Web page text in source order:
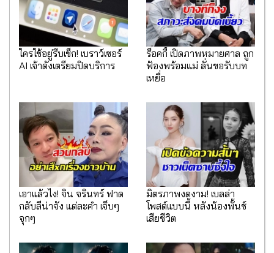
ใครใช้อยู่รีบเช็ก! เบราว์เซอร์
AI เจ้าดังเตรียมปิดบริการ
ร็อคกี้ เปิดภาพหมายศาล ถูก
ฟ้องพร้อมแม่ ลั่นขอรับบท
เหยื่อ
เอาแล้วไง! จิน จรินทร์ ฟาด
กลับลีน่าจัง แต่ละคำ เจ็บๆ
จุกๆ
มิตรภาพงดงาม! เบลล่า
โพสต์แบบนี้ หลังน้องพั้นช์
เสียชีวิต